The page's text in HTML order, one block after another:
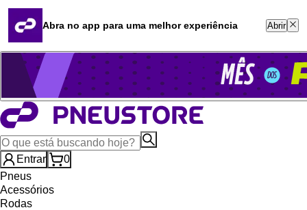
Quero revender
Blog
Whatsapp (16) 99764-8401
Televendas (47) 3046-2551
Entrar
0
Pneus
Acessórios
Rodas
Abra no app para uma melhor experiência Abrir